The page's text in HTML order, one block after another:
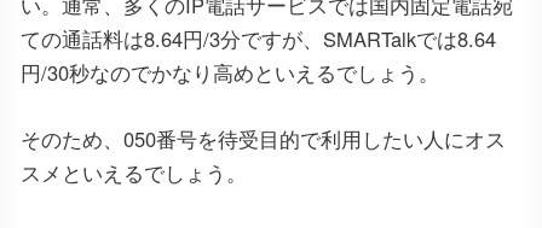
ての通話料は8.64円/3分ですが、SMARTalkでは8.64
円/30秒なのでかなり高めといえるでしょう。
そのため、050番号を待受目的で利用したい人にオス
スメといえるでしょう。